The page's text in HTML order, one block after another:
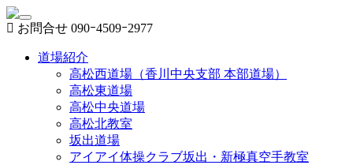
お問合せ 090ｰ4509ｰ2977
道場紹介
高松西道場（香川中央支部 本部道場）
高松東道場
高松中央道場
高松北教室
坂出道場
アイアイ体操クラブ坂出・新極真空手教室